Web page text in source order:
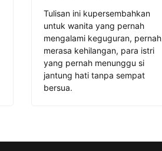
Tulisan ini kupersembahkan
untuk wanita yang pernah
mengalami keguguran, pernah
merasa kehilangan, para istri
yang pernah menunggu si
jantung hati tanpa sempat
bersua.